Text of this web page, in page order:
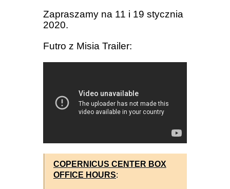
Zapraszamy na 11 i 19 stycznia
2020.
Futro z Misia Trailer:
COPERNICUS CENTER BOX
OFFICE HOURS: